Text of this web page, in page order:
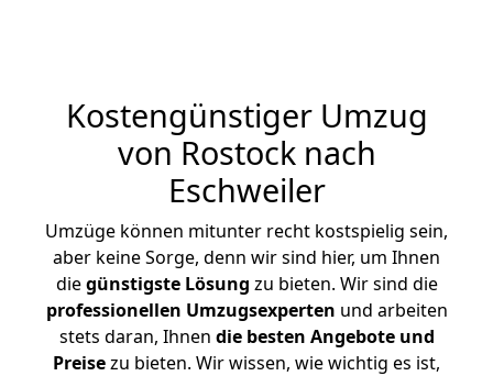
Kostengünstiger Umzug
von Rostock nach
Eschweiler
Umzüge können mitunter recht kostspielig sein,
aber keine Sorge, denn wir sind hier, um Ihnen
diegünstigste Lösung zu bieten. Wir sind die
professionellen Umzugsexperten und arbeiten
stets daran, Ihnen die besten Angebote und
Preisezu bieten. Wir wissen, wie wichtig es ist,